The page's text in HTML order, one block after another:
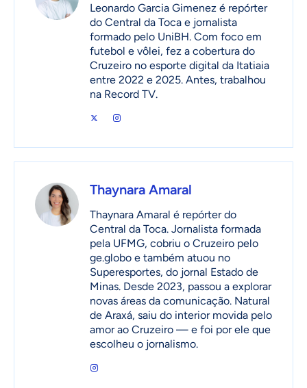
Leonardo Garcia Gimenez é repórter
do Central da Toca e jornalista
formado pelo UniBH. Com foco em
futebol e vôlei, fez a cobertura do
Cruzeiro no esporte digital da Itatiaia
entre 2022 e 2025. Antes, trabalhou
na Record TV.
Thaynara Amaral
Thaynara Amaral é repórter do
Central da Toca. Jornalista formada
pela UFMG, cobriu o Cruzeiro pelo
ge.globo e também atuou no
Superesportes, do jornal Estado de
Minas. Desde 2023, passou a explorar
novas áreas da comunicação. Natural
de Araxá, saiu do interior movida pelo
amor ao Cruzeiro — e foi por ele que
escolheu o jornalismo.